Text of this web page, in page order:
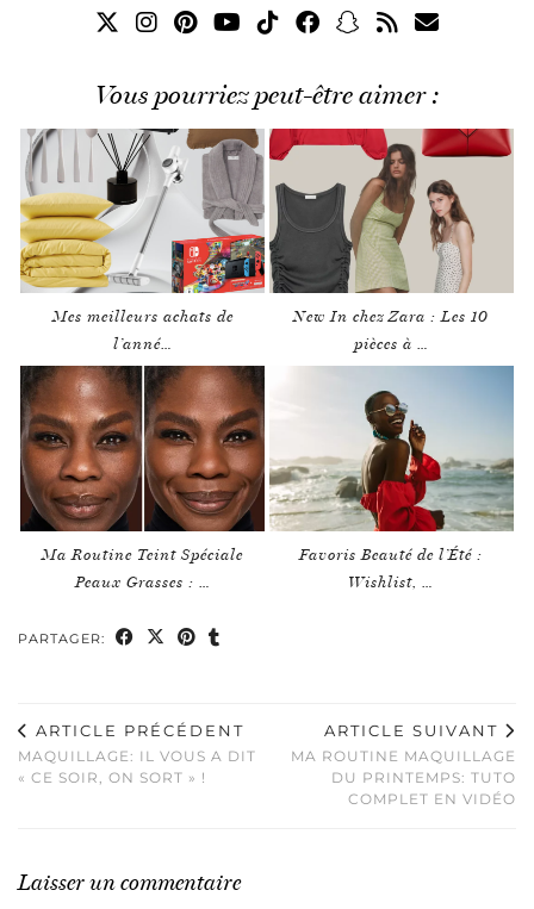
Vous pourriez peut-être aimer :
Mes meilleurs achats de
l’anné…
New In chez Zara : Les 10
pièces à …
Ma Routine Teint Spéciale
Peaux Grasses : …
Favoris Beauté de l’Été :
Wishlist, …
PARTAGER:
ARTICLE PRÉCÉDENT
MAQUILLAGE: IL VOUS A DIT
« CE SOIR, ON SORT » !
ARTICLE SUIVANT
MA ROUTINE MAQUILLAGE
DU PRINTEMPS: TUTO
COMPLET EN VIDÉO
Laisser un commentaire